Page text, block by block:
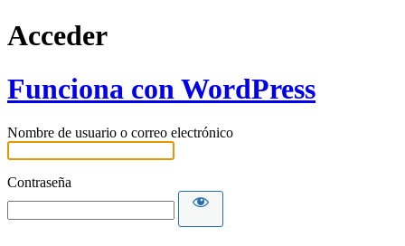
Acceder
Funciona con WordPress
Nombre de usuario o correo electrónico
Contraseña